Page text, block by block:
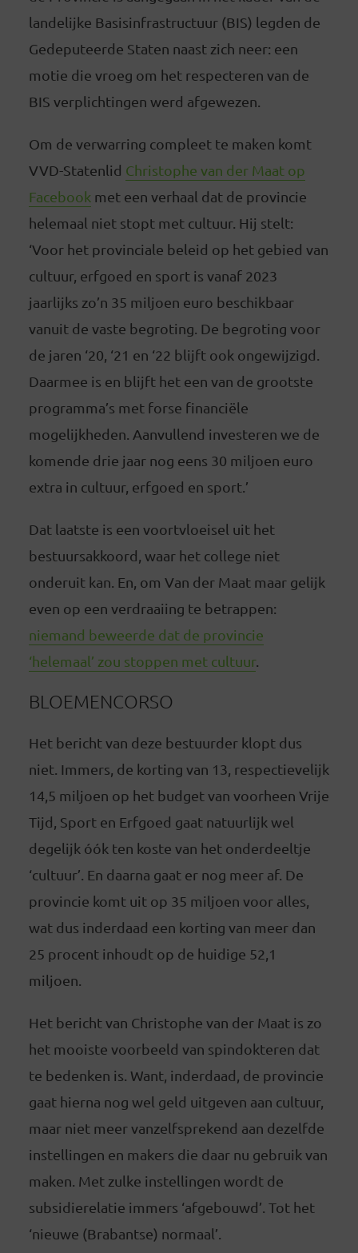
landelijke Basisinfrastructuur (BIS) legden de
Gedeputeerde Staten naast zich neer: een
motie die vroeg om het respecteren van de
BIS verplichtingen werd afgewezen.
Om de verwarring compleet te maken komt
VVD-Statenlid Christophe van der Maat op
Facebook met een verhaal dat de provincie
helemaal niet stopt met cultuur. Hij stelt:
‘Voor het provinciale beleid op het gebied van
cultuur, erfgoed en sport is vanaf 2023
jaarlijks zo’n 35 miljoen euro beschikbaar
vanuit de vaste begroting. De begroting voor
de jaren ‘20, ‘21 en ‘22 blijft ook ongewijzigd.
Daarmee is en blijft het een van de grootste
programma’s met forse financiële
mogelijkheden. Aanvullend investeren we de
komende drie jaar nog eens 30 miljoen euro
extra in cultuur, erfgoed en sport.’
Dat laatste is een voortvloeisel uit het
bestuursakkoord, waar het college niet
onderuit kan. En, om Van der Maat maar gelijk
even op een verdraaiing te betrappen:
niemand beweerde dat de provincie
‘helemaal’ zou stoppen met cultuur.
BLOEMENCORSO
Het bericht van deze bestuurder klopt dus
niet. Immers, de korting van 13, respectievelijk
14,5 miljoen op het budget van voorheen Vrije
Tijd, Sport en Erfgoed gaat natuurlijk wel
degelijk óók ten koste van het onderdeeltje
‘cultuur’. En daarna gaat er nog meer af. De
provincie komt uit op 35 miljoen voor alles,
wat dus inderdaad een korting van meer dan
25 procent inhoudt op de huidige 52,1
miljoen.
Het bericht van Christophe van der Maat is zo
het mooiste voorbeeld van spindokteren dat
te bedenken is. Want, inderdaad, de provincie
gaat hierna nog wel geld uitgeven aan cultuur,
maar niet meer vanzelfsprekend aan dezelfde
instellingen en makers die daar nu gebruik van
maken. Met zulke instellingen wordt de
subsidierelatie immers ‘afgebouwd’. Tot het
‘nieuwe (Brabantse) normaal’.